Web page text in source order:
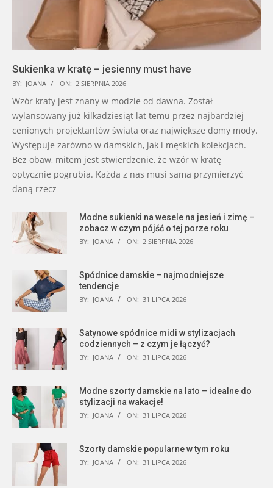
Sukienka w kratę – jesienny must have
BY: JOANA ON: 2 SIERPNIA 2026
Wzór kraty jest znany w modzie od dawna. Został
wylansowany już kilkadziesiąt lat temu przez najbardziej
cenionych projektantów świata oraz największe domy mody.
Występuje zarówno w damskich, jak i męskich kolekcjach.
Bez obaw, mitem jest stwierdzenie, że wzór w kratę
optycznie pogrubia. Każda z nas musi sama przymierzyć
daną rzecz
Modne sukienki na wesele na jesień i zimę –
zobacz w czym pójść o tej porze roku
BY: JOANA ON: 2 SIERPNIA 2026
Spódnice damskie – najmodniejsze
tendencje
BY: JOANA ON: 31 LIPCA 2026
Satynowe spódnice midi w stylizacjach
codziennych – z czym je łączyć?
BY: JOANA ON: 31 LIPCA 2026
Modne szorty damskie na lato – idealne do
stylizacji na wakacje!
BY: JOANA ON: 31 LIPCA 2026
Szorty damskie popularne w tym roku
BY: JOANA ON: 31 LIPCA 2026